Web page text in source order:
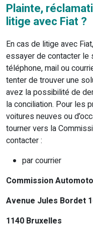
Plainte,
litige avec Fiat ?
En cas de litige avec
essayer de contacter le
téléphone, mail ou
tenter de trouver une
avez la possibilité de
la conciliation. Pour les
voitures neuves ou
tourner vers la
contacter :
par courrier
Commission Automoto
Avenue Jules Bordet
1140 Bruxelles